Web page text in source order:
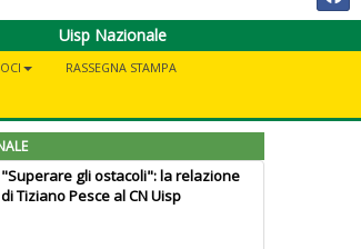
Uisp Nazionale
RASSEGNA STAMPA
"Superare gli ostacoli": la relazione
di Tiziano Pesce al CN Uisp